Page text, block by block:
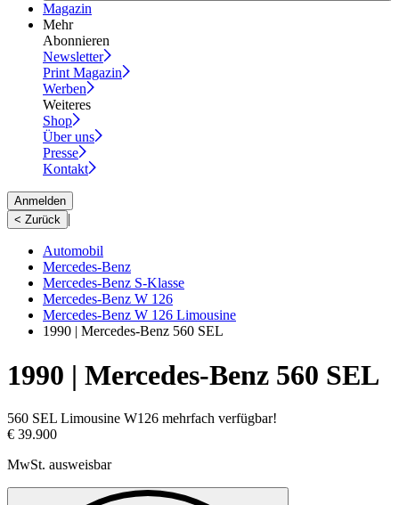
Magazin
Mehr
Abonnieren
Newsletter
Print Magazin
Werben
Weiteres
Shop
Über uns
Presse
Kontakt
Anmelden
< Zurück |
Automobil
Mercedes-Benz
Mercedes-Benz S-Klasse
Mercedes-Benz W 126
Mercedes-Benz W 126 Limousine
1990 | Mercedes-Benz 560 SEL
1990 | Mercedes-Benz 560 SEL
560 SEL Limousine W126 mehrfach verfügbar!
€ 39.900
MwSt. ausweisbar